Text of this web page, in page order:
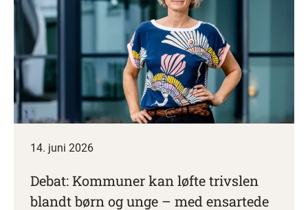
14. juni 2026
Debat: Kommuner kan løfte trivslen
blandt børn og unge – med ensartede